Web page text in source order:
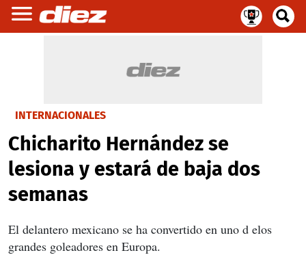
INTERNACIONALES
Chicharito Hernández se
lesiona y estará de baja dos
semanas
El delantero mexicano se ha convertido en uno d elos
grandes goleadores en Europa.